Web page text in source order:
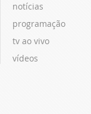
notícias
programação
tv ao vivo
vídeos